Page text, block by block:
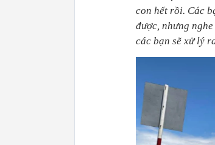
con hết rồi. Các
được, nhưng
các bạn sẽ xử lý